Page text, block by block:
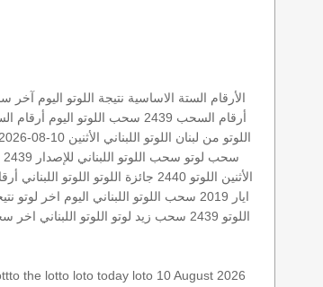
الأرقام الستة الاساسية نتيجة اللوتو اليوم آخر
أرقام السحب 2439
سحب اللوتو اليوم أرقام
اللوتو من لبنان اللوتو اللبناني الأثنين 10-08-2026
سحب لوتو سحب اللوتو اللبناني للإصدار 2439
الأثنين اللوتو 2440 جائزة اللوتو اللوتو اللبناني
ايار 2019
سحب اللوتو اللبناني اليوم اخر لوتو
اللوتو 2439
سحب زيد لوتو اللوتو اللبناني اخر
the lotto loto today loto 10 August 2026